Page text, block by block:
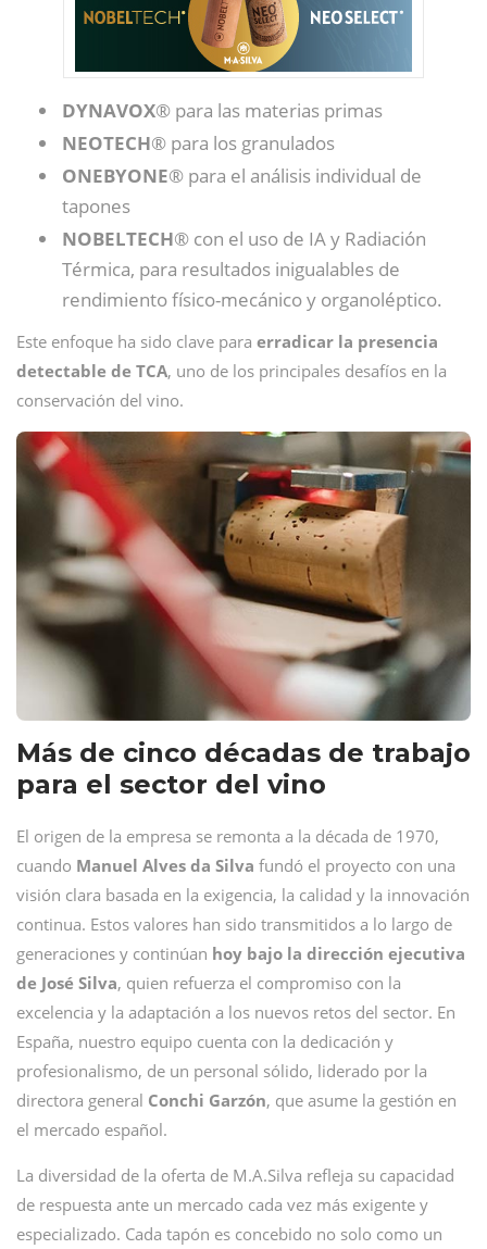
DYNAVOX® para las materias primas
NEOTECH® para los granulados
ONEBYONE® para el análisis individual de
tapones
NOBELTECH® con el uso de IA y Radiación
Térmica, para resultados inigualables de
rendimiento físico-mecánico y organoléptico.
Este enfoque ha sido clave para erradicar la presencia
detectable de TCA, uno de los principales desafíos en la
conservación del vino.
Más de cinco décadas de trabajo
para el sector del vino
El origen de la empresa se remonta a la década de 1970,
cuando Manuel Alves da Silva fundó el proyecto con una
visión clara basada en la exigencia, la calidad y la innovación
continua. Estos valores han sido transmitidos a lo largo de
generaciones y continúan hoy bajo la dirección ejecutiva
de José Silva, quien refuerza el compromiso con la
excelencia y la adaptación a los nuevos retos del sector. En
España, nuestro equipo cuenta con la dedicación y
profesionalismo, de un personal sólido, liderado por la
directora general Conchi Garzón, que asume la gestión en
el mercado español.
La diversidad de la oferta de M.A.Silva refleja su capacidad
de respuesta ante un mercado cada vez más exigente y
especializado. Cada tapón es concebido no solo como un